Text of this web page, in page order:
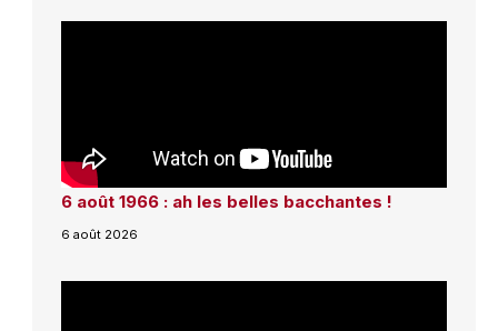
6 août 1966 : ah les belles bacchantes !
6 août 2026